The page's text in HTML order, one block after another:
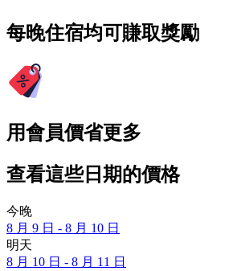
每晚住宿均可賺取獎勵
用會員價省更多
查看這些日期的價格
今晚
8 月 9 日 - 8 月 10 日
明天
8 月 10 日 - 8 月 11 日